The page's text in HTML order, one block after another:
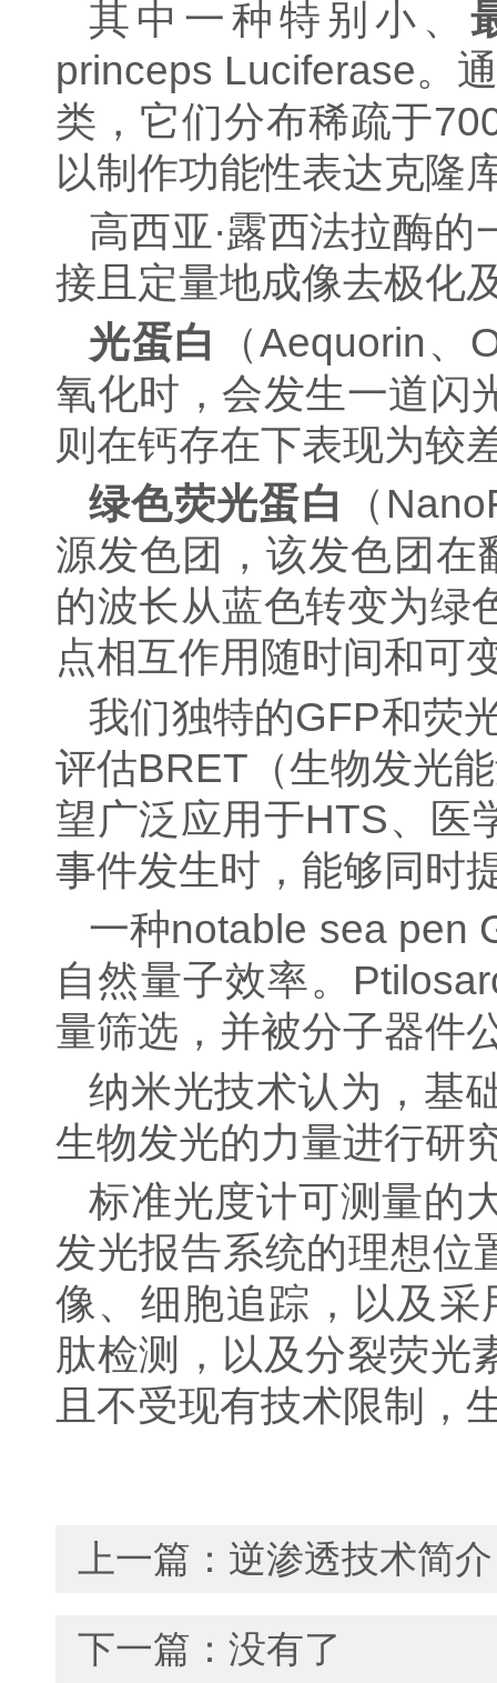
其中一种特别小、
princeps Luciferase。
类，它们分布稀疏于
以制作功能性表达克隆
高西亚·露西法拉酶
接且定量地成像去极化
光蛋白
（Aequorin
氧化时，会发生一道闪
则在钙存在下表现为较
绿色荧光蛋白
（
源发色团，该发色团在
的波长从蓝色转变为绿
点相互作用随时间和可
我们独特的GFP和荧
评估BRET（生物发光
望广泛应用于HTS、医
事件发生时，能够同时
一种notable sea pen
自然量子效率。
量筛选，并被分子器件
纳米光技术认为，基
生物发光的力量进行研
标准光度计可测量的
发光报告系统的理想位
像、细胞追踪，以及
肽检测，以及分裂荧光
且不受现有技术限制，
上一篇： 逆渗透技术简介
下一篇：没有了